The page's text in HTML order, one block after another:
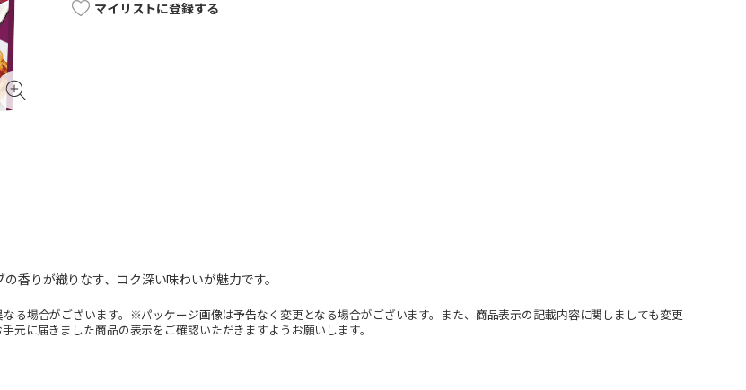
マイリストに登録する
香りが織りなす、コク深い味わいが魅力です。
る場合がございます。※パッケージ画像は予告なく変更となる場合がございます。また、商品表示の記載内容に関しましても変更
元に届きました商品の表示をご確認いただきますようお願いします。